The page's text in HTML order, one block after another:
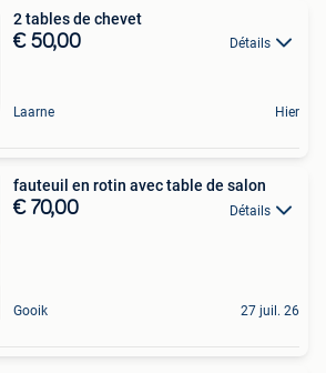
2 tables de chevet
€ 50,00 Détails
Laarne Hier
fauteuil en rotin avec table de salon
€ 70,00 Détails
Gooik 27 juil. 26